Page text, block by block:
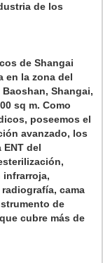
de los
de Shangai
en la zona del
Shangai,
sq m. Como
poseemos el
avanzado, los
del
infrarroja,
cama
de
cubre más de